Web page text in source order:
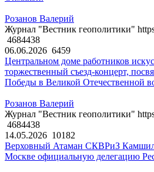
Розанов Валерий
Журнал "Вестник геополитики"
4684438
06.06.2026 6459
Центральном доме работников
торжественный съезд-концерт,
Победы в Великой Отечественной
Розанов Валерий
Журнал "Вестник геополитики"
4684438
14.05.2026 10182
Верховный Атаман СКВРиЗ
Москве официальную делегацию